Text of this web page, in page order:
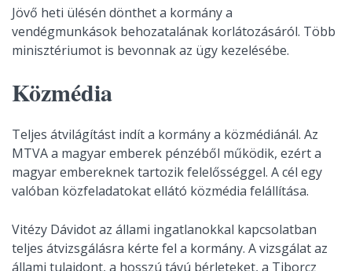
Jövő heti ülésén dönthet a kormány a
vendégmunkások behozatalának korlátozásáról. Több
minisztériumot is bevonnak az ügy kezelésébe.
Közmédia
Teljes átvilágítást indít a kormány a közmédiánál. Az
MTVA a magyar emberek pénzéből működik, ezért a
magyar embereknek tartozik felelősséggel. A cél egy
valóban közfeladatokat ellátó közmédia felállítása.
Vitézy Dávidot az állami ingatlanokkal kapcsolatban
teljes átvizsgálásra kérte fel a kormány. A vizsgálat az
állami tulajdont, a hosszú távú bérleteket, a Tiborcz